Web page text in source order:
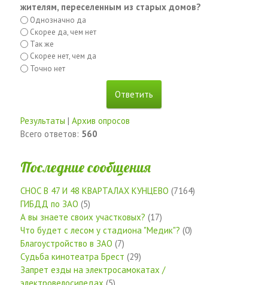
жителям, переселенным из старых домов?
Однозначно да
Скорее да, чем нет
Так же
Скорее нет, чем да
Точно нет
Результаты | Архив опросов
Всего ответов: 560
Последние сообщения
СНОС В 47 И 48 КВАРТАЛАХ КУНЦЕВО (7164)
ГИБДД по ЗАО (5)
А вы знаете своих участковых? (17)
Что будет с лесом у стадиона "Медик"? (0)
Благоустройство в ЗАО (7)
Судьба кинотеатра Брест (29)
Запрет езды на электросамокатах /